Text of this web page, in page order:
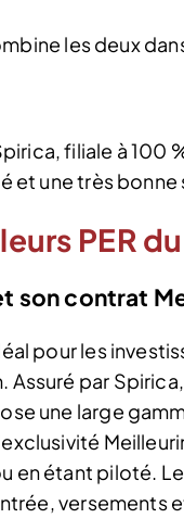
les deux
filiale à 100
et une très
PER
son contrat
pour les
Assuré par
une large
en étant piloté.